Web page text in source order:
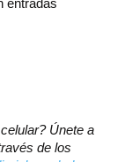
Únete a
de los